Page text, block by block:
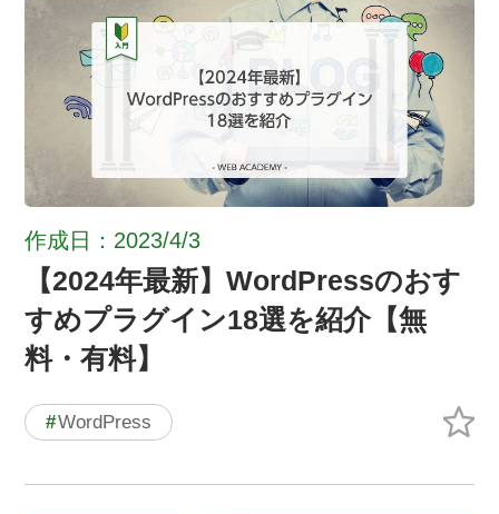
作成日：2023/4/3
【2024年最新】WordPressのおす
すめプラグイン18選を紹介【無
料・有料】
#WordPress